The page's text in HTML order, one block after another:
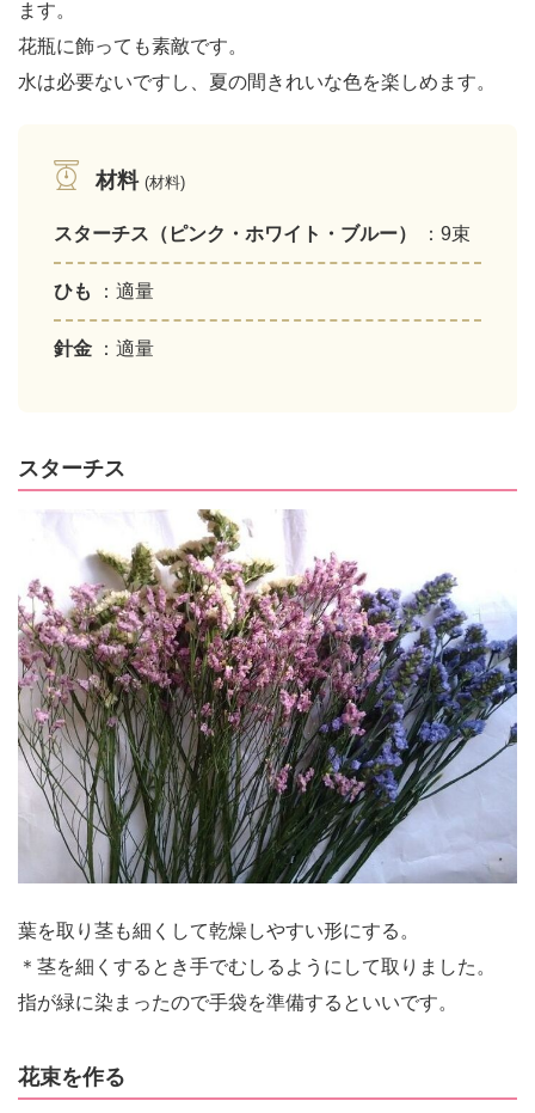
ます。
花瓶に飾っても素敵です。
水は必要ないですし、夏の間きれいな色を楽しめます。
材料 (材料)
スターチス（ピンク・ホワイト・ブルー） ：9束
ひも ：適量
針金 ：適量
スターチス
葉を取り茎も細くして乾燥しやすい形にする。
＊茎を細くするとき手でむしるようにして取りました。
指が緑に染まったので手袋を準備するといいです。
花束を作る